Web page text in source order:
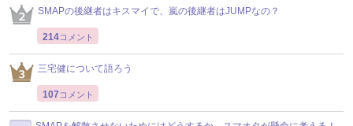
SMAPの後継者はキスマイで、嵐の後継者はJUMPなの？
214コメント
三宅健について語ろう
107 コメント